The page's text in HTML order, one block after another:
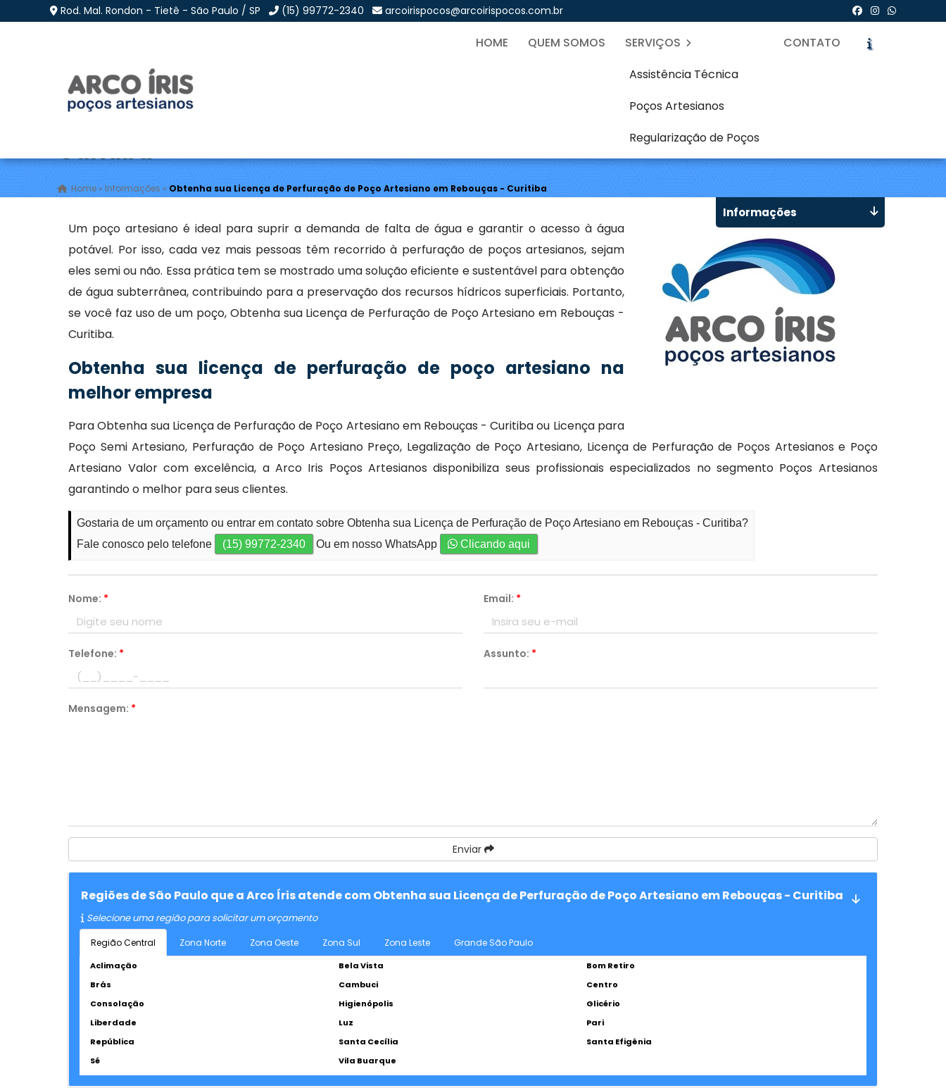
Rod. Mal. Rondon - Tietê - São Paulo / SP (15) 99772-2340 arcoirispocos@arcoirispocos.com.br
HOME QUEM SOMOS
SERVIÇOS
Assistência Técnica
Poços Artesianos
Regularização de Poços
CONTATO
Obtenha sua Licença de Perfuração de Poço Artesiano em Rebouças -
Curitiba
Home »Informações » Obtenha sua Licença de Perfuração de Poço Artesiano em Rebouças - Curitiba
Solicite um Orçamento
Um poço artesiano é ideal para suprir a demanda de falta de água e garantir o acesso à água
potável. Por isso, cada vez mais pessoas têm recorrido à perfuração de poços artesianos, sejam
eles semi ou não. Essa prática tem se mostrado uma solução eficiente e sustentável para obtenção
de água subterrânea, contribuindo para a preservação dos recursos hídricos superficiais. Portanto,
se você faz uso de um poço, Obtenha sua Licença de Perfuração de Poço Artesiano em Rebouças -
Curitiba.
Obtenha sua licença de perfuração de poço artesiano na
melhor empresa
Para Obtenha sua Licença de Perfuração de Poço Artesiano em Rebouças - Curitiba ou Licença para
Poço Semi Artesiano, Perfuração de Poço Artesiano Preço, Legalização de Poço Artesiano, Licença de Perfuração de Poços Artesianos e Poço
Artesiano Valor com excelência, a Arco Iris Poços Artesianos disponibiliza seus profissionais especializados no segmento Poços Artesianos
garantindo o melhor para seus clientes.
Gostaria de um orçamento ou entrar em contato sobre Obtenha sua Licença de Perfuração de Poço Artesiano em Rebouças - Curitiba?
Fale conosco pelo telefone
(15) 99772-2340 Ou em nosso WhatsApp Clicando aqui
Nome: * Email: *
Telefone: * Assunto: *
Mensagem: *
Enviar
Regiões de São Paulo que a Arco Íris atende com Obtenha sua Licença de Perfuração de Poço Artesiano em Rebouças - Curitiba
Selecione uma região para solicitar um orçamento
Região Central Zona Norte Zona Oeste Zona Sul Zona Leste Grande São Paulo
Aclimação Bela Vista
Bom Retiro
Brás
Cambuci
Centro
Consolação
Higienópolis
Glicério
Liberdade
Luz
Pari
República
Santa Cecília
Santa Efigênia
Sé
Vila Buarque
Informações